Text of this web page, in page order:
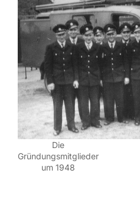
Die
Gründungsmitglieder
um 1948